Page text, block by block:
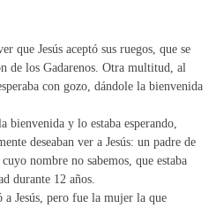
que Jesús aceptó sus ruegos, que se
de los Gadarenos. Otra multitud, al
con gozo, dándole la bienvenida
y lo estaba esperando,
deseaban ver a Jesús: un padre de
nombre no sabemos, que estaba
durante 12 años.
Jesús, pero fue la mujer la que